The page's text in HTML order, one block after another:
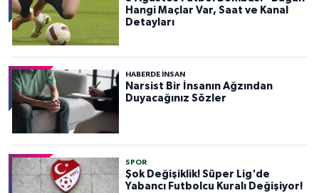
Hangi Maçlar Var, Saat ve Kanal
Detayları
HABERDE INSAN
Narsist Bir İnsanın Ağzından
Duyacağınız Sözler
SPOR
Şok Değişiklik! Süper Lig'de
Yabancı Futbolcu Kuralı Değişiyor!